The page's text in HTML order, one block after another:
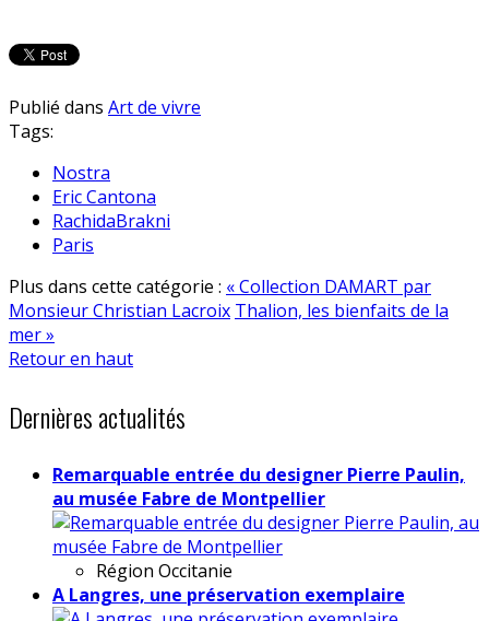
Publié dans Art de vivre
Tags:
Nostra
Eric Cantona
RachidaBrakni
Paris
Plus dans cette catégorie : « Collection DAMART par
Monsieur Christian Lacroix Thalion, les bienfaits de la
mer »
Retour en haut
Dernières actualités
Remarquable entrée du designer Pierre Paulin,
au musée Fabre de Montpellier
Région Occitanie
A Langres, une préservation exemplaire